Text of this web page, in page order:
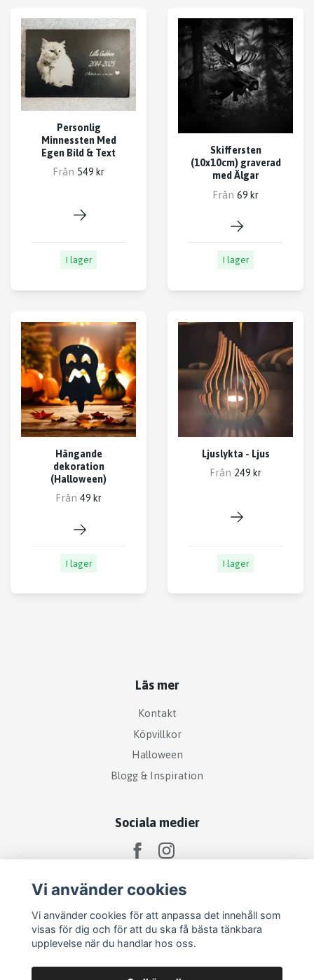
Personlig
Minnessten Med
Egen Bild & Text
Från 549 kr
I lager
Skiffersten
(10x10cm) graverad
med Älgar
Från 69 kr
I lager
Hängande
dekoration
(Halloween)
Från 49 kr
I lager
Ljuslykta - Ljus
Från 249 kr
I lager
Läs mer
Kontakt
Köpvillkor
Halloween
Blogg & Inspiration
Sociala medier
Vi använder cookies
Vi använder cookies för att anpassa det innehåll som
visas för dig och för att du ska få bästa tänkbara
upplevelse när du handlar hos oss.